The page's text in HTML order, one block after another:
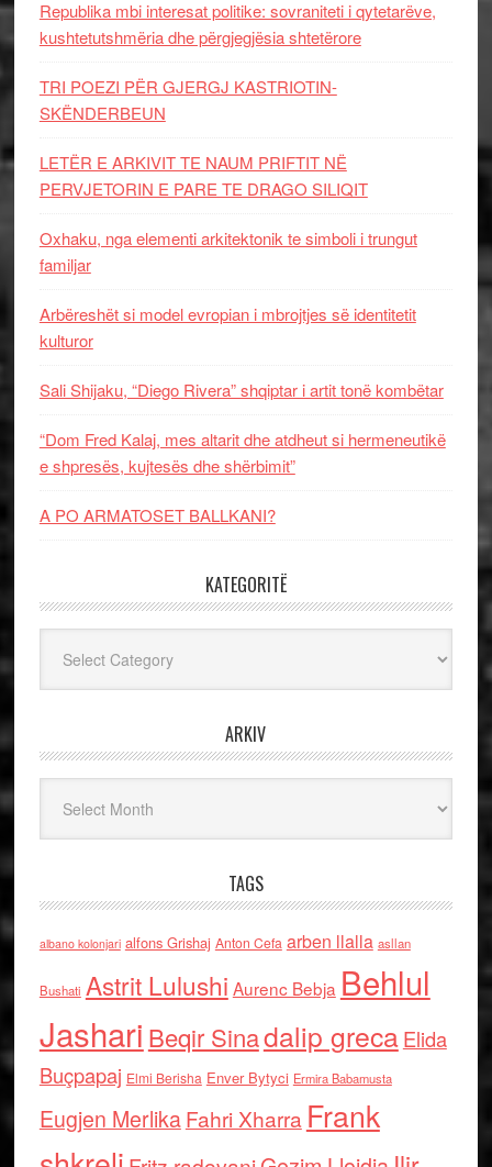
Republika mbi interesat politike: sovraniteti i qytetarëve,
kushtetutshmëria dhe përgjegjësia shtetërore
TRI POEZI PËR GJERGJ KASTRIOTIN-
SKËNDERBEUN
LETËR E ARKIVIT TE NAUM PRIFTIT NË
PERVJETORIN E PARE TE DRAGO SILIQIT
Oxhaku, nga elementi arkitektonik te simboli i trungut
familjar
Arbëreshët si model evropian i mbrojtjes së identitetit
kulturor
Sali Shijaku, “Diego Rivera” shqiptar i artit tonë kombëtar
“Dom Fred Kalaj, mes altarit dhe atdheut si hermeneutikë
e shpresës, kujtesës dhe shërbimit”
A PO ARMATOSET BALLKANI?
KATEGORITË
ARKIV
TAGS
albano kolonjari alfons Grishaj Anton Cefa arben llalla asllan
Bushati Astrit Lulushi Aurenc Bebja Behlul
Jashari Beqir Sinadalip grecaElida
Buçpapaj Elmi Berisha Enver Bytyci Ermira Babamusta
Eugjen MerlikaFahri Xharra Frank